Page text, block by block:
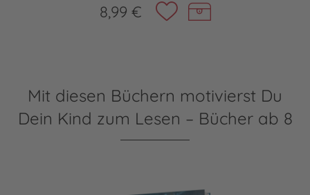
8,99 €
Mit diesen Büchern motivierst Du
Dein Kind zum Lesen – Bücher ab 8